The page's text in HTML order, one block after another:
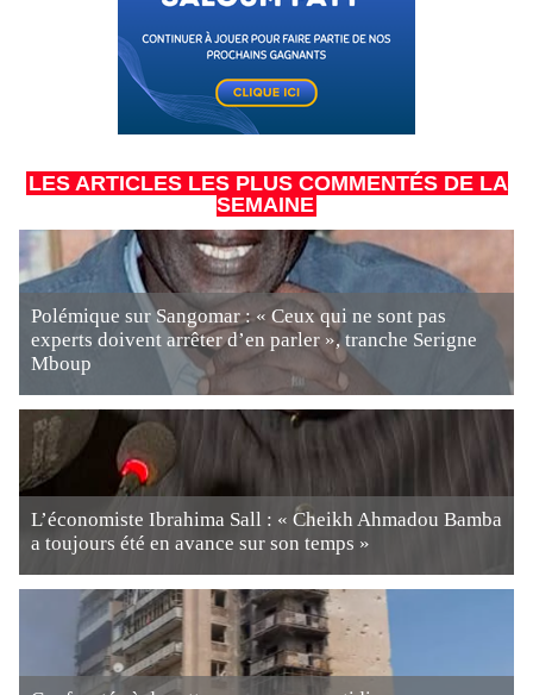
LES ARTICLES LES PLUS COMMENTÉS DE LA
SEMAINE
Polémique sur Sangomar : « Ceux qui ne sont pas
experts doivent arrêter d’en parler », tranche Serigne
Mboup
L’économiste Ibrahima Sall : « Cheikh Ahmadou Bamba
a toujours été en avance sur son temps »